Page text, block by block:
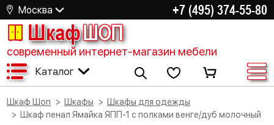
Москва +7 (495) 374-55-80
ШкафШОП
современный интернет-магазин мебели
Каталог
Шкаф Шоп Шкафы
Шкафы для одежды
Шкаф пенал Ямайка ЯПП-1 с полками венге/дуб молочный